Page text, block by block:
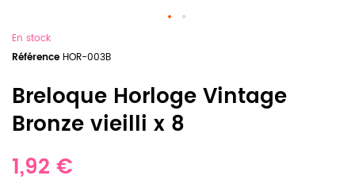
En stock
Référence HOR-003B
Breloque Horloge Vintage
Bronze vieilli x 8
1,92 €